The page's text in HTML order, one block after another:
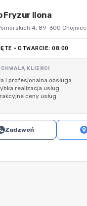
Fryzur Ilona
4, 89-600 Chojnice
· OTWARCIE: 08:00
KLIENCI
i profesjonalna obsługa
realizacja usług
ceny usług
Zadzwoń